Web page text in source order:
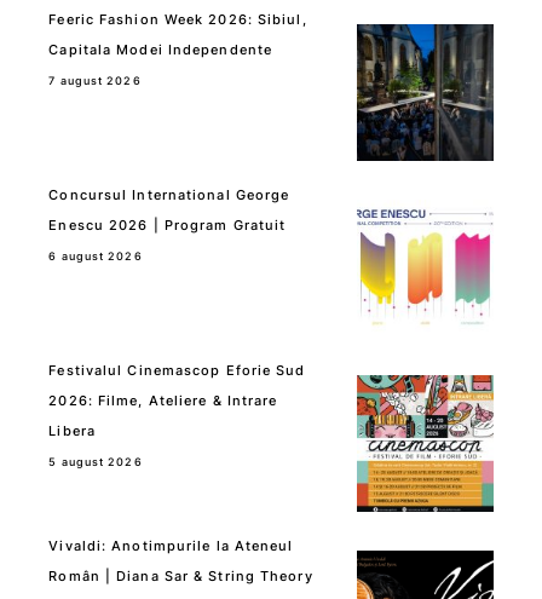
Feeric Fashion Week 2026: Sibiul,
Capitala Modei Independente
7 august 2026
Concursul International George
Enescu 2026 | Program Gratuit
6 august 2026
Festivalul Cinemascop Eforie Sud
2026: Filme, Ateliere & Intrare
Libera
5 august 2026
Vivaldi: Anotimpurile la Ateneul
Român | Diana Sar & String Theory